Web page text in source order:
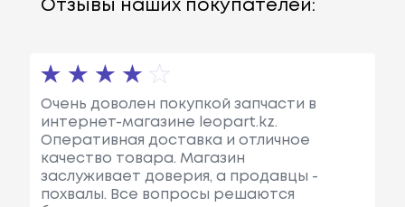
Отзывы наших покупателей:
Очень доволен покупкой запчасти в
интернет-магазине leopart.kz.
Оперативная доставка и отличное
качество товара. Магазин
заслуживает доверия, а продавцы -
похвалы. Все вопросы решаются